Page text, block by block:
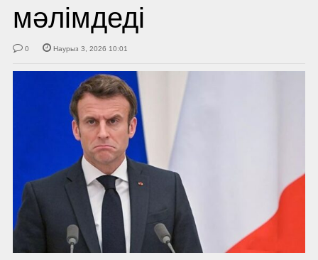
мәлімдеді
0 Наурыз 3, 2026 10:01